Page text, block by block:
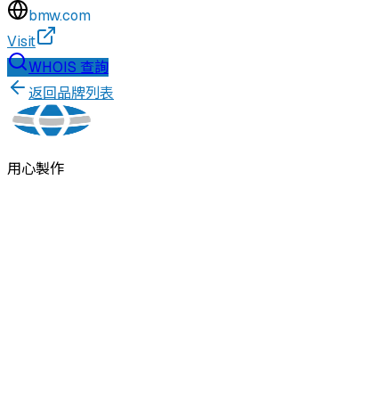
bmw.com
Visit
WHOIS 查詢
返回品牌列表
用心製作